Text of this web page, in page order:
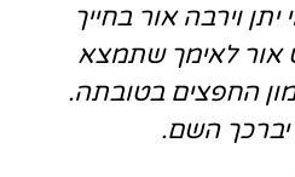
וירבה אור בחייך
אור לאימך שתמצא
החפצים בטובתה.
יברכך השם.